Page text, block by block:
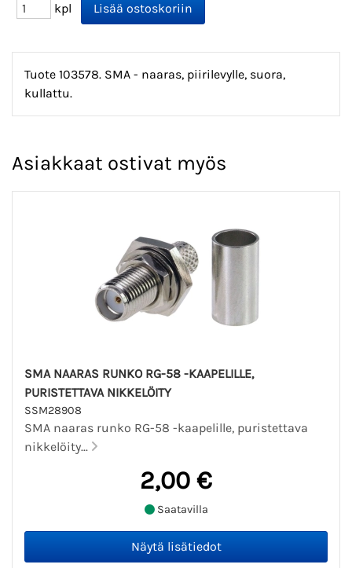
kpl
Tuote 103578. SMA - naaras, piirilevylle, suora,
kullattu.
Asiakkaat ostivat myös
SMA NAARAS RUNKO RG-58 -KAAPELILLE,
PURISTETTAVA NIKKELÖITY
SSM28908
SMA naaras runko RG-58 -kaapelille, puristettava
nikkelöity...
2,00 €
Saatavilla